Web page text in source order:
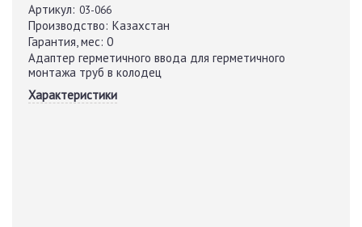
Артикул: 03-066
Производство: Казахстан
Гарантия, мес: 0
Адаптер герметичного ввода для герметичного
монтажа труб в колодец
Характеристики